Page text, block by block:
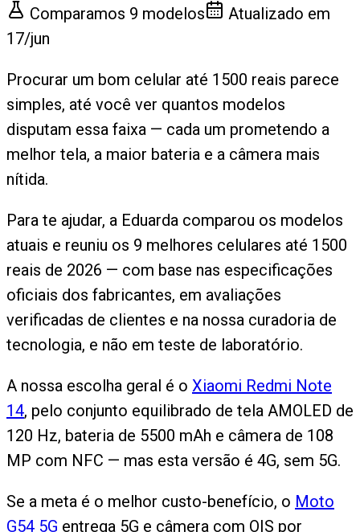
Comparamos 9 modelos
Atualizado em
17/jun
Procurar um bom celular até 1500 reais parece
simples, até você ver quantos modelos
disputam essa faixa — cada um prometendo a
melhor tela, a maior bateria e a câmera mais
nítida.
Para te ajudar, a Eduarda comparou os modelos
atuais e reuniu os 9 melhores celulares até 1500
reais de 2026 — com base nas especificações
oficiais dos fabricantes, em avaliações
verificadas de clientes e na nossa curadoria de
tecnologia, e não em teste de laboratório.
A nossa escolha geral é o Xiaomi Redmi Note
14, pelo conjunto equilibrado de tela AMOLED de
120 Hz, bateria de 5500 mAh e câmera de 108
MP com NFC — mas esta versão é 4G, sem 5G.
Se a meta é o melhor custo-benefício, o Moto
G54 5G entrega 5G e câmera com OIS por